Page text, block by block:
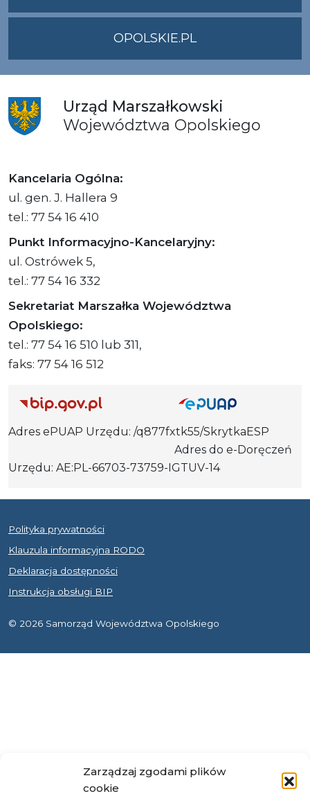
Zarządzaj zgodami plików
cookie
OPOLSKIE.PL
Urząd Marszałkowski
Województwa Opolskiego
Kancelaria Ogólna:
ul. gen. J. Hallera 9
tel.: 77 54 16 410
Punkt Informacyjno-Kancelaryjny:
ul. Ostrówek 5,
tel.: 77 54 16 332
Sekretariat Marszałka Województwa
Opolskiego:
tel.: 77 54 16 510 lub 311,
faks: 77 54 16 512
Adres ePUAP Urzędu: /q877fxtk55/SkrytkaESP
Adres do e-Doręczeń
Urzędu: AE:PL-66703-73759-IGTUV-14
Polityka prywatności
Klauzula informacyjna RODO
Deklaracja dostępności
Instrukcja obsługi BIP
© 2026 Samorząd Województwa Opolskiego